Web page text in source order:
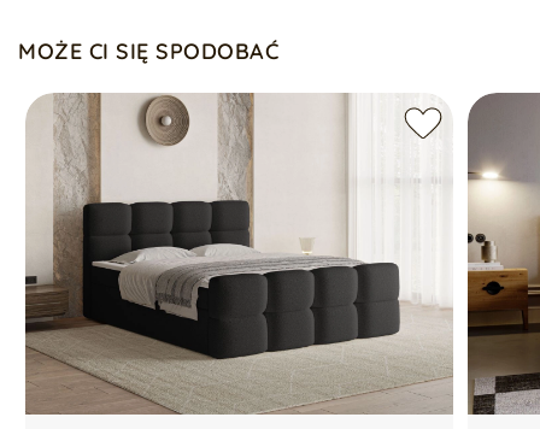
Podmiot odpowiedzialny
UE
Gwarancja producenta na 2 lata
Symbol5905242903711
SeriaKATE
MOŻE CI SIĘ SPODOBAĆ